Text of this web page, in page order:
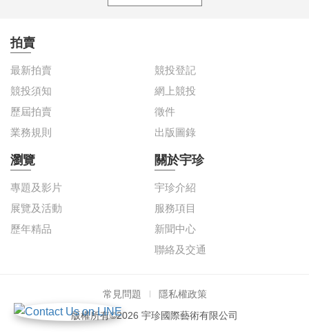
拍賣
最新拍賣
競投登記
競投須知
網上競投
歷屆拍賣
徵件
業務規則
出版圖錄
瀏覽
專題及影片
展覽及活動
歷年精品
關於宇珍
宇珍介紹
服務項目
新聞中心
聯絡及交通
常見問題
隱私權政策
版權所有©2026 宇珍國際藝術有限公司